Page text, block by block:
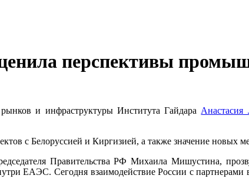
перспективы
и инфраструктуры Института Гайдара Анастасия
с Белоруссией и Киргизией, а также значение новых
Правительства РФ Михаила Мишустина,
ЕАЭС. Сегодня взаимодействие России с